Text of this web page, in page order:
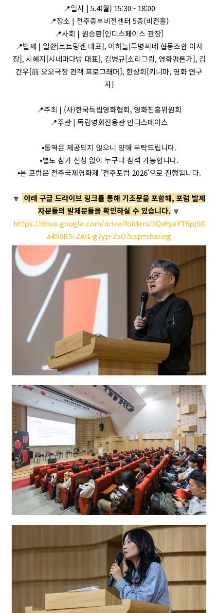
📍일시 | 5.4(월) 15:30 - 18:00
📍장소 | 전주중부비전센터 5층(비전홀)
📍사회 | 원승환[인디스페이스 관장]
📍발제 | 일환[로트링겐 대표], 이하늘[무명씨네 협동조합 이사
장], 시혜지[시네마다방 대표], 김병규[소리그림, 영화평론가], 김
건우[前 오오극장 관객 프로그래머], 한상희[키니마, 영화 연구
자]
📍주최 | (사)한국독립영화협회, 영화진흥위원회
📍주관 | 독립영화전용관 인디스페이스
▪️통역은 제공되지 않으니 양해 부탁드립니다.
▪️별도 참가 신청 없이 누구나 참석 가능합니다.
▪️본 포럼은 전주국제영화제 '전주포럼 2026’으로 진행됩니다.
🔽 아래 구글 드라이브 링크를 통해 기조문을 포함해, 포럼 발제
자분들의 발제문들을 확인하실 수 있습니다. 🔽
https://drive.google.com/drive/folders/1QxhyaYT6pjS0
a4S0KS-ZAi1-g7yp-ZsO?usp=sharing